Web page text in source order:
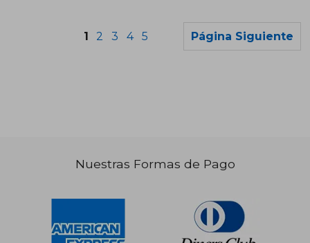
S/ 83,57
1 2 3 4 5 Página Siguiente
Nuestras Formas de Pago